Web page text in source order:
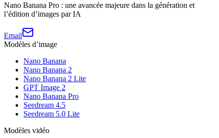
Nano Banana Pro : une avancée majeure dans la génération et
l’édition d’images par IA
Email
Modèles d’image
Nano Banana
Nano Banana 2
Nano Banana 2 Lite
GPT Image 2
Nano Banana Pro
Seedream 4.5
Seedream 5.0 Lite
Modèles vidéo